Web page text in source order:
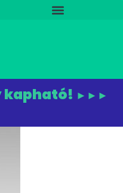
kapható! ►►►